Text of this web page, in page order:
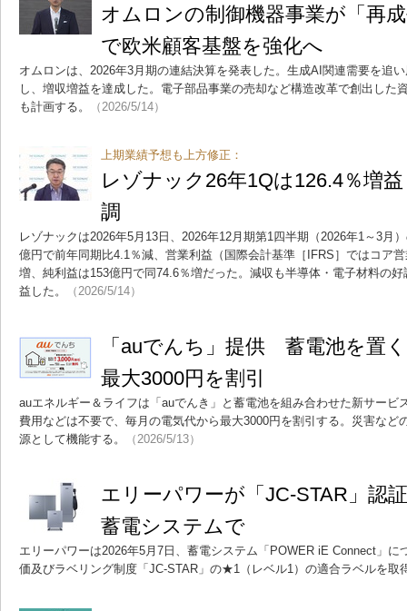
オムロンの制御機器事業が「再
で欧米顧客基盤を強化へ
オムロンは、2026年3月期の連結決算を発表した。生成AI関連需要を追
し、増収増益を達成した。電子部品事業の売却など構造改革で創出した
も計画する。
（2026/5/14）
上期業績予想も上方修正：
レゾナック26年1Qは126.4％増
調
レゾナックは2026年5月13日、2026年12月期第1四半期（2026年1～3月
億円で前年同期比4.1％減、営業利益（国際会計基準［IFRS］ではコア
増、純利益は153億円で同74.6％増だった。減収も半導体・電子材料の
益した。
（2026/5/14）
「auでんち」提供 蓄電池を置
最大3000円を割引
auエネルギー＆ライフは「auでんき」と蓄電池を組み合わせた新サービ
費用などは不要で、毎月の電気代から最大3000円を割引する。災害など
源として機能する。
（2026/5/13）
エリーパワーが「JC-STAR」認
蓄電システムで
エリーパワーは2026年5月7日、蓄電システム「POWER iE Connect」に
価及びラベリング制度「JC-STAR」の★1（レベル1）の適合ラベルを取